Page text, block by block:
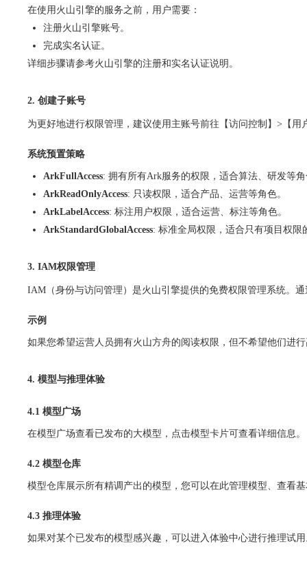
在使用火山引擎的服务之前，用户需要：
注册火山引擎账号。
完成实名认证。
详细步骤请参考火山引擎的注册和实名认证说明。
2. 创建子账号
为更好地进行权限管理，建议使用主账号前往【访问控制】>【
系统预置策略
ArkFullAccess: 拥有所有Ark服务的权限，适合算法、研发等
ArkReadOnlyAccess: 只读权限，适合产品、运营等角色。
ArkLabelAccess: 标注用户权限，适合运营、标注等角色。
ArkStandardGlobalAccess: 标准全局权限，适合只有项目权限
3. IAM权限管理
IAM（身份与访问管理）是火山引擎提供的免费权限管理系统。
示例
如果您希望运营人员拥有火山方舟的阅读权限，但不希望他们进
4. 模型与推理体验
4.1 模型广场
在模型广场查看已发布的大模型，点击模型卡片可查看详细信息。
4.2 模型仓库
模型仓库展示所有精调产出的模型，您可以在此管理模型、查看
4.3 推理体验
如果对某个已发布的模型感兴趣，可以进入体验中心进行推理试